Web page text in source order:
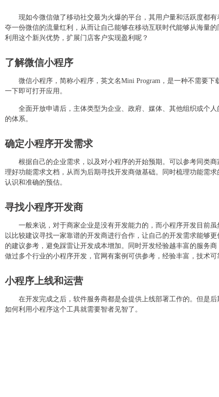
诺怀物业管理
集物业管理、合同管理、仓库管理、OA系
入云平台、在线支付等先进技术手段，致力
现如今微信做了移动社交最为火爆的平台，其用户量和活跃度都
夺一份微信的流量红利，从而让自己能够在移动互联时代能够从海量
利用这个新兴优势，扩展门店客户实现盈利呢？
了解微信小程序
微信小程序，简称小程序，英文名Mini Program，是一种不需要
一下即可打开应用。
全面开放申请后，主体类型为企业、政府、媒体、其他组织或个
的体系。
确定小程序开发需求
根据自己的企业需求，以及对小程序的开始预期。可以参考同类
理好功能需求文档，从而为后期寻找开发商做基础。同时梳理功能需
认识和准确的预估。
寻找小程序开发商
一般来说，对于商家企业是没有开发能力的，而小程序开发目前
以比较建议寻找一家靠谱的开发商进行合作，让自己的开发需求能够
的建议参考，避免踩雷让开发成本增加。同时开发经验越丰富的服务
做过多个行业的小程序开发，官网有案例可供参考，经验丰富，技术可
小程序上线和运营
在开发完成之后，软件服务商都是会提供上线部署工作的。但是
如何利用小程序这个工具就需要智者见智了。